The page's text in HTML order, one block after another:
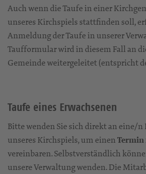
Auch wenn die Taufe in einer
unseres Kirchspiels stattfinden soll,
Anmeldung der Taufe in unserer
Taufformular wird in diesem Fall an
Gemeinde weitergeleitet (entspricht
Taufe eines Erwachsenen
Bitte wenden Sie sich direkt an eine/
unseres Kirchspiels, um einenTermin
vereinbaren. Selbstverständlich
unsere Verwaltung wenden. Die